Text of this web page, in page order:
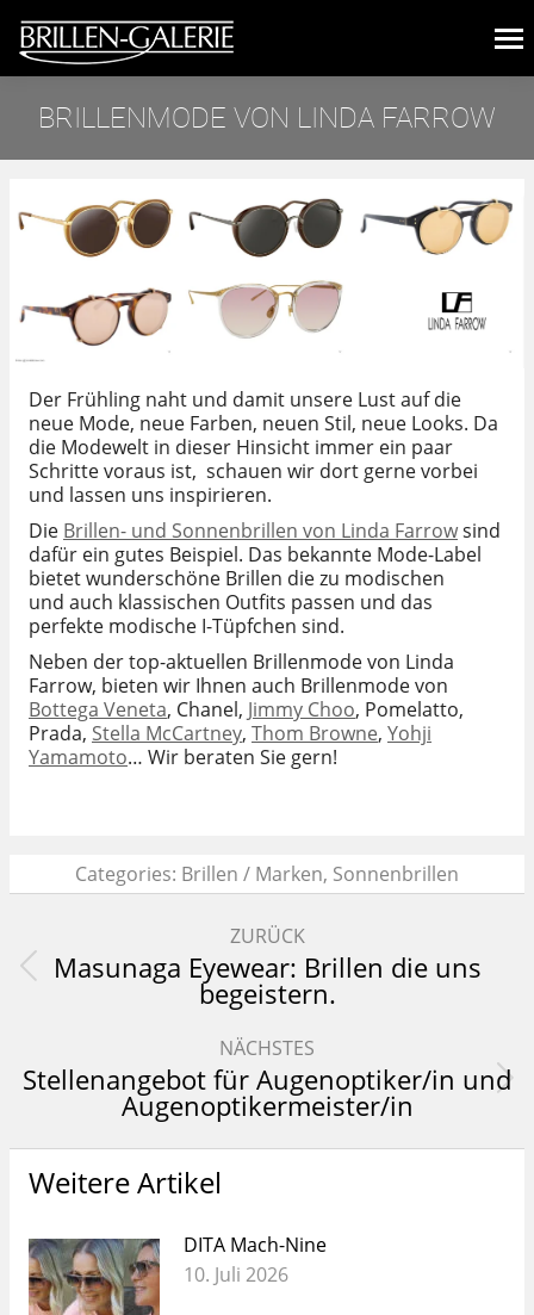
BRILLENMODE VON LINDA FARROW
Der Frühling naht und damit unsere Lust auf die
neue Mode, neue Farben, neuen Stil, neue Looks. Da
die Modewelt in dieser Hinsicht immer ein paar
Schritte voraus ist, schauen wir dort gerne vorbei
und lassen uns inspirieren.
Die Brillen- und Sonnenbrillen von Linda Farrowsind
dafür ein gutes Beispiel. Das bekannte Mode-Label
bietet wunderschöne Brillen die zu modischen
und auch klassischen Outfits passen und das
perfekte modische I-Tüpfchen sind.
Neben der top-aktuellen Brillenmode von Linda
Farrow, bieten wir Ihnen auch Brillenmode von
Bottega Veneta, Chanel, Jimmy Choo, Pomelatto,
Prada, Stella McCartney, Thom Browne, Yohji
Yamamoto… Wir beraten Sie gern!
Categories: Brillen / Marken, Sonnenbrillen
Kommentarnavigation
ZURÜCK
Vorheriger
Beitrag:
Masunaga Eyewear: Brillen die uns
begeistern.
NÄCHSTES
Nächster
Beitrag:
Stellenangebot für Augenoptiker/in und
Augenoptikermeister/in
Weitere Artikel
DITA Mach-Nine
10. Juli 2026